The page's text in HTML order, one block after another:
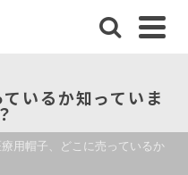
いるか知っていま
療用帽子、どこに売っているか